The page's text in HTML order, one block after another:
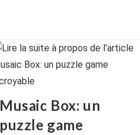
Musaic Box: un
puzzle game